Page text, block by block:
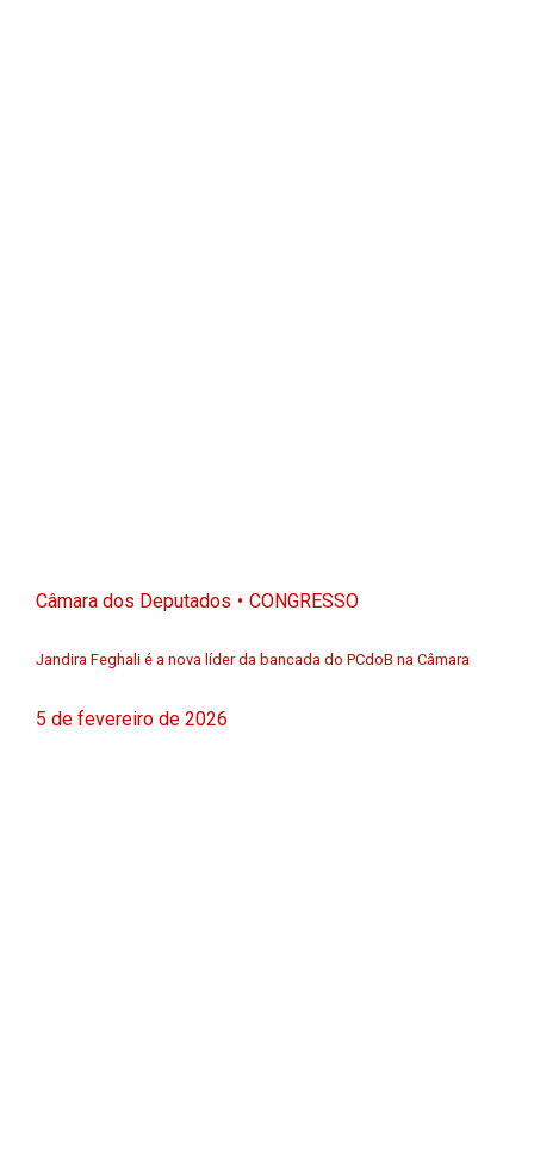
Câmara dos Deputados CONGRESSO
Jandira Feghali é a nova líder da bancada do PCdoB na Câmara
5 de fevereiro de 2026